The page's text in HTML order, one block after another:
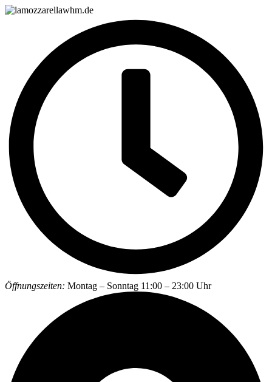
Öffnungszeiten: Montag – Sonntag 11:00 – 23:00 Uhr